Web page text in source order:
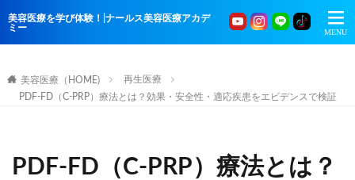
美容医療を学び体験！|ナールス美容医療アカデ
ミー
美容医療（HOME)
再生医療
PDF-FD（C-PRP）療法とは？効果・安全性・適応疾患をエビデンスで検証
PDF-FD（C-PRP）療法とは？